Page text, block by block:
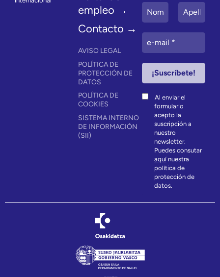
empleo →
Contacto →
AVISO LEGAL
POLÍTICA DE
PROTECCIÓN DE
DATOS
POLÍTICA DE
COOKIES
SISTEMA INTERNO
DE INFORMACIÓN
(SII)
Al enviar el
formulario
acepto la
suscripción a
nuestro
newsletter.
Puedes consutar
aquínuestra
política de
protección de
datos.